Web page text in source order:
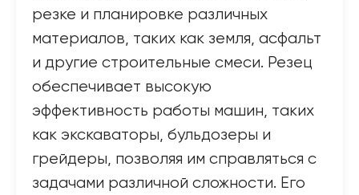
резке и планировке различных
материалов, таких как земля, асфальт
и другие строительные смеси. Резец
обеспечивает высокую
эффективность работы машин, таких
как экскаваторы, бульдозеры и
грейдеры, позволяя им справляться с
задачами различной сложности. Его